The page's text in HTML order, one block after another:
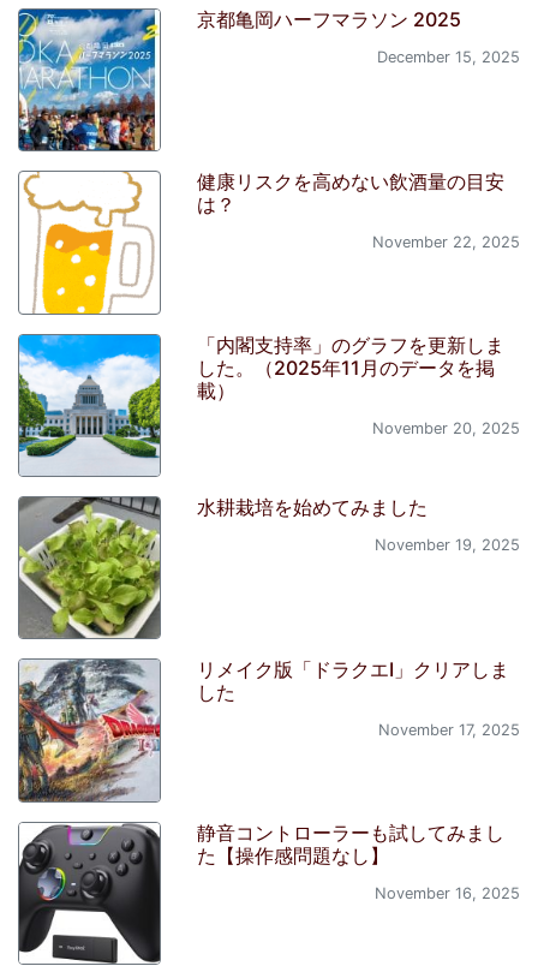
京都亀岡ハーフマラソン 2025
December 15, 2025
健康リスクを高めない飲酒量の目安
は？
November 22, 2025
「内閣支持率」のグラフを更新しま
した。（2025年11月のデータを掲
載）
November 20, 2025
水耕栽培を始めてみました
November 19, 2025
リメイク版「ドラクエI」クリアしま
した
November 17, 2025
静音コントローラーも試してみまし
た【操作感問題なし】
November 16, 2025